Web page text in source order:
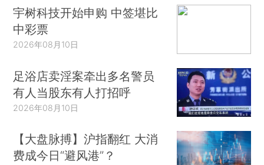
宇树科技开始申购 中签堪比
中彩票
2026年08月10日
足浴店卖淫案牵出多名警员
有人当股东有人打招呼
2026年08月10日
【大盘脉搏】沪指翻红 大消
费成今日“避风港”？